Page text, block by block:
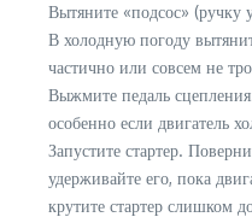
Вытяните «подсос» (ручку
В холодную погоду
частично или совсем не
Выжмите педаль
особенно если двигатель
Запустите стартер.
удерживайте его, пока
крутите стартер слишком